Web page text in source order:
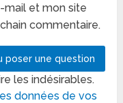
mail et mon site
commentaire.
les indésirables.
données de vos